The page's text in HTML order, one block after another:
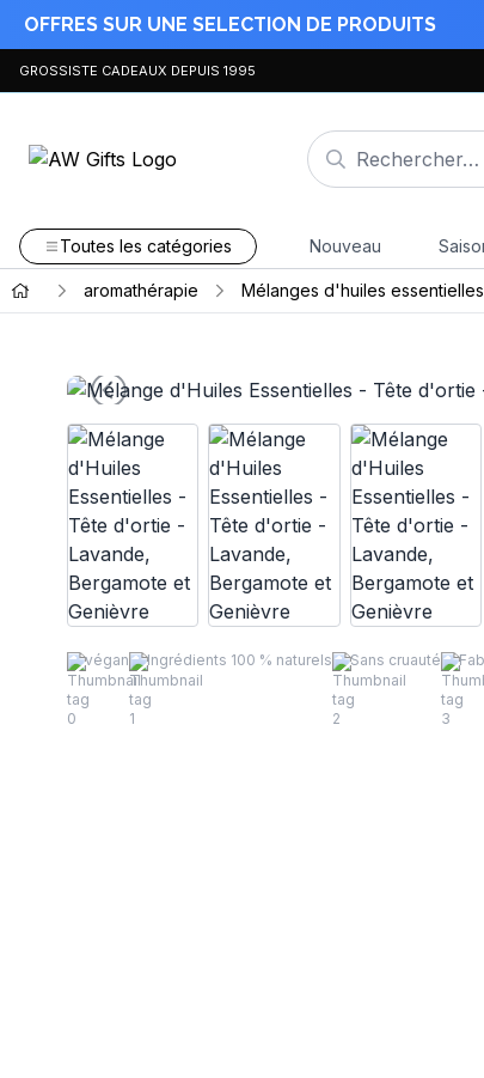
OFFRES SUR UNE SELECTION DE PRODUITS
GROSSISTE CADEAUX DEPUIS 1995
Toutes les catégories Nouveau
aromathérapie Mélanges d'huiles essentielles
végan Ingrédients 100 % naturels Sans cruauté